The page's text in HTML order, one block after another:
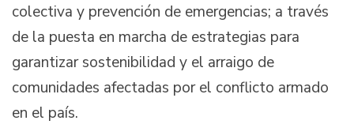
colectiva y prevención de emergencias; a través
de la puesta en marcha de estrategias para
garantizar sostenibilidad y el arraigo de
comunidades afectadas por el conflicto armado
en el país.